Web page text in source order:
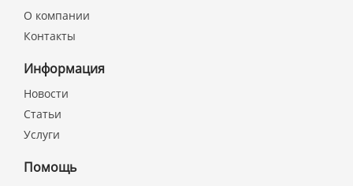
О компании
Контакты
Информация
Новости
Статьи
Услуги
Помощь